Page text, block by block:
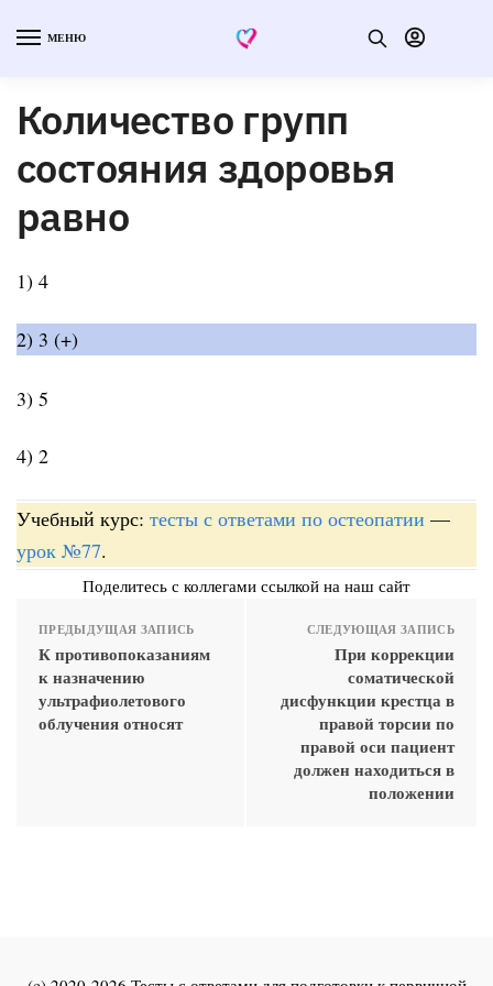
МЕНЮ
Количество групп
состояния здоровья
равно
1) 4
2) 3 (+)
3) 5
4) 2
Учебный курс: тесты с ответами по остеопатии —
урок №77.
Поделитесь с коллегами ссылкой на наш сайт
ПРЕДЫДУЩАЯ ЗАПИСЬ
К противопоказаниям
к назначению
ультрафиолетового
облучения относят
СЛЕДУЮЩАЯ ЗАПИСЬ
При коррекции
соматической
дисфункции крестца в
правой торсии по
правой оси пациент
должен находиться в
положении